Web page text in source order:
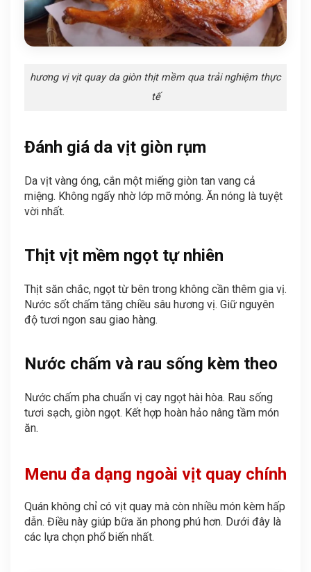
hương vị vịt quay da giòn thịt mềm qua trải nghiệm thực
tế
Đánh giá da vịt giòn rụm
Da vịt vàng óng, cắn một miếng giòn tan vang cả
miệng. Không ngấy nhờ lớp mỡ mỏng. Ăn nóng là tuyệt
vời nhất.
Thịt vịt mềm ngọt tự nhiên
Thịt săn chắc, ngọt từ bên trong không cần thêm gia vị.
Nước sốt chấm tăng chiều sâu hương vị. Giữ nguyên
độ tươi ngon sau giao hàng.
Nước chấm và rau sống kèm theo
Nước chấm pha chuẩn vị cay ngọt hài hòa. Rau sống
tươi sạch, giòn ngọt. Kết hợp hoàn hảo nâng tầm món
ăn.
Menu đa dạng ngoài vịt quay chính
Quán không chỉ có vịt quay mà còn nhiều món kèm hấp
dẫn. Điều này giúp bữa ăn phong phú hơn. Dưới đây là
các lựa chọn phổ biến nhất.